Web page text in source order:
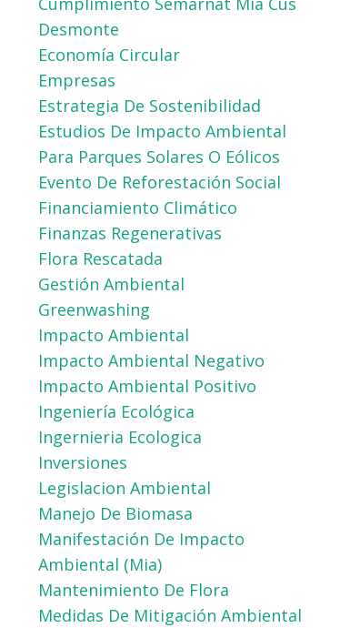
Desmonte
Economía Circular
Empresas
Estrategia De Sostenibilidad
Estudios De Impacto Ambiental
Para Parques Solares O Eólicos
Evento De Reforestación Social
Financiamiento Climático
Finanzas Regenerativas
Flora Rescatada
Gestión Ambiental
Greenwashing
Impacto Ambiental
Impacto Ambiental Negativo
Impacto Ambiental Positivo
Ingeniería Ecológica
Ingernieria Ecologica
Inversiones
Legislacion Ambiental
Manejo De Biomasa
Manifestación De Impacto
Ambiental (mia)
Mantenimiento De Flora
Medidas De Mitigación Ambiental